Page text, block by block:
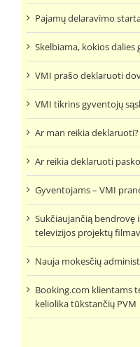
Pajamų delaravimo
Skelbiama, kokios
VMI prašo deklaruoti
VMI tikrins gyventojų
Ar man reikia deklaruoti?
Ar reikia deklaruoti
Gyventojams – VMI
Sukčiaujančią
televizijos projektų
Nauja mokesčių
Booking.com klientams
keliolika tūkstančių PVM